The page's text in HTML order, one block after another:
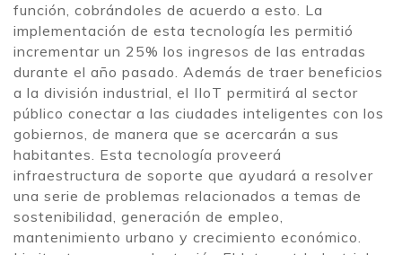
función, cobrándoles de acuerdo a esto. La
implementación de esta tecnología les permitió
incrementar un 25% los ingresos de las entradas
durante el año pasado. Además de traer beneficios
a la división industrial, el IIoT permitirá al sector
público conectar a las ciudades inteligentes con los
gobiernos, de manera que se acercarán a sus
habitantes. Esta tecnología proveerá
infraestructura de soporte que ayudará a resolver
una serie de problemas relacionados a temas de
sostenibilidad, generación de empleo,
mantenimiento urbano y crecimiento económico.